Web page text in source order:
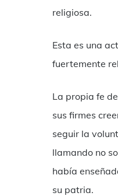
religiosa.
Esta es una
fuertemente
La propia fe
sus firmes
seguir la
llamando no
había
su patria.